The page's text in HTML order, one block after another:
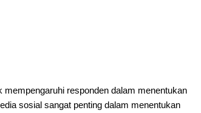
responden dalam menentukan
sosial sangat penting dalam menentukan